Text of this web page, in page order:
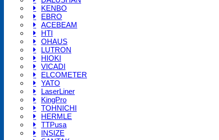
KENBO
EBRO
ACEBEAM
HTI
OHAUS
LUTRON
HIOKI
VICADI
ELCOMETER
YATO
LaserLiner
KingPro
TOHNICHI
HERMLE
TTPusa
INSIZE